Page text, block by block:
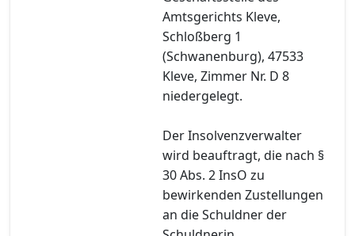
Amtsgerichts Kleve,
Schloßberg 1
(Schwanenburg), 47533
Kleve, Zimmer Nr. D 8
niedergelegt.
Der Insolvenzverwalter
wird beauftragt, die nach §
30 Abs. 2 InsO zu
bewirkenden Zustellungen
an die Schuldner der